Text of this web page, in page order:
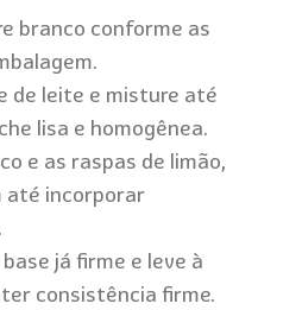
branco conforme as
de leite e misture até
lisa e homogênea.
e as raspas de limão,
até incorporar
já firme e leve à
consistência firme.